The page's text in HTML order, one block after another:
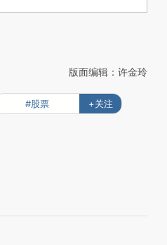
版面编辑：许金玲
#股票 +关注